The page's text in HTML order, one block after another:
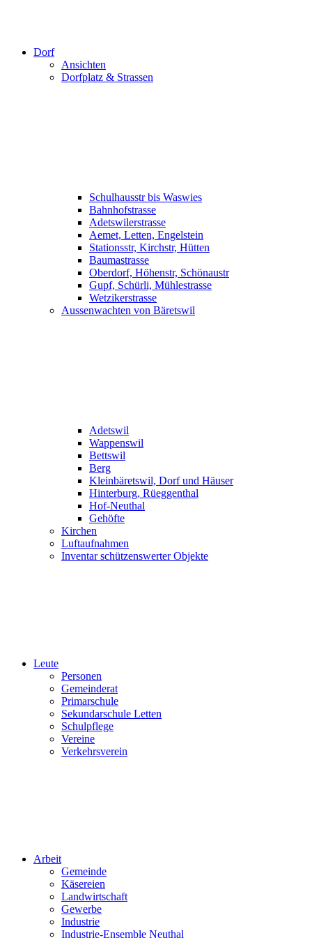
Dorf
Ansichten
Dorfplatz & Strassen
Schulhausstr bis Waswies
Bahnhofstrasse
Adetswilerstrasse
Aemet, Letten, Engelstein
Stationsstr, Kirchstr, Hütten
Baumastrasse
Oberdorf, Höhenstr, Schönaustr
Gupf, Schürli, Mühlestrasse
Wetzikerstrasse
Aussenwachten von Bäretswil
Adetswil
Wappenswil
Bettswil
Berg
Kleinbäretswil, Dorf und Häuser
Hinterburg, Rüeggenthal
Hof-Neuthal
Gehöfte
Kirchen
Luftaufnahmen
Inventar schützenswerter Objekte
Leute
Personen
Gemeinderat
Primarschule
Sekundarschule Letten
Schulpflege
Vereine
Verkehrsverein
Arbeit
Gemeinde
Käsereien
Landwirtschaft
Gewerbe
Industrie
Industrie-Ensemble Neuthal